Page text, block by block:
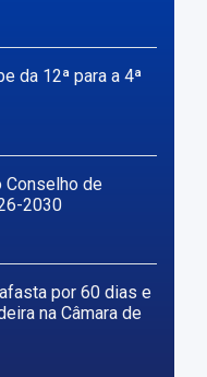
da 12ª para a 4ª
Conselho de
2030
por 60 dias e
na Câmara de